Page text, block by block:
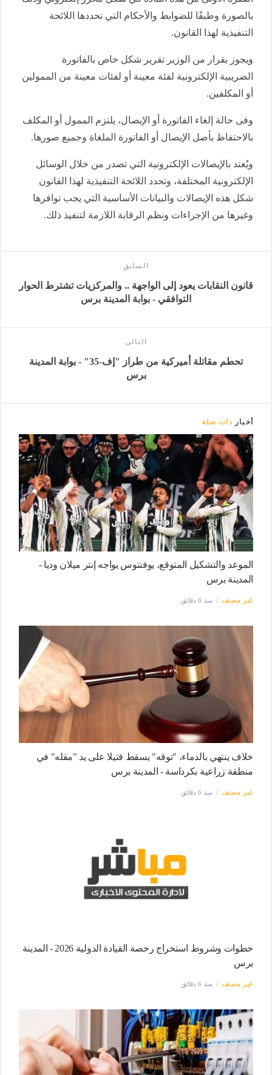
بالصورة وطبقًا للضوابط والأحكام التي تحددها اللائحة
التنفيذية لهذا القانون.
ويجوز بقرار من الوزير تقرير شكل خاص بالفاتورة
الضريبية الإلكترونية لفئة معينة أو لفئات معينة من الممولين
أو المكلفين.
وفى حالة إلغاء الفاتورة أو الإيصال، يلتزم الممول أو المكلف
بالاحتفاظ بأصل الإيصال أو الفاتورة الملغاة وجميع صورها.
ويُعتد بالإيصالات الإلكترونية التي تصدر من خلال الوسائل
الإلكترونية المختلفة، وتحدد اللائحة التنفيذية لهذا القانون
شكل هذه الإيصالات والبيانات الأساسية التي يجب توافرها
وغيرها من الإجراءات ونظم الرقابة اللازمة لتنفيذ ذلك.
السابق
قانون النقابات يعود إلى الواجهة .. والمركزيات تشترط الحوار
التوافقي - بوابة المدينة برس
التالى
تحطم مقاتلة أميركية من طراز "إف-35" - بوابة المدينة
برس
أخبار ذات صلة
الموعد والتشكيل المتوقع، يوفنتوس يواجه إنتر ميلان وديا -
المدينة برس
غير مصنف منذ 6 دقائق
خلاف ينتهي بالدماء، "توقه" يسقط قتيلا على يد "مقله" في
منطقة زراعية بكرداسة - المدينة برس
غير مصنف منذ 6 دقائق
خطوات وشروط استخراج رخصة القيادة الدولية 2026 - المدينة
برس
غير مصنف منذ 6 دقائق